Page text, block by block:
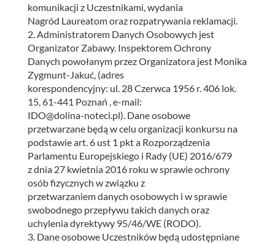
komunikacji z Uczestnikami, wydania
Nagród Laureatom oraz rozpatrywania reklamacji.
2. Administratorem Danych Osobowych jest
Organizator Zabawy. Inspektorem Ochrony
Danych powołanym przez Organizatora jest Monika
Zygmunt-Jakuć, (adres
korespondencyjny: ul. 28 Czerwca 1956 r. 406 lok.
15, 61-441 Poznań , e-mail:
IDO@dolina-noteci.pl). Dane osobowe
przetwarzane będą w celu organizacji konkursu na
podstawie art. 6 ust 1 pkt a Rozporządzenia
Parlamentu Europejskiego i Rady (UE) 2016/679
z dnia 27 kwietnia 2016 roku w sprawie ochrony
osób fizycznych w związku z
przetwarzaniem danych osobowych i w sprawie
swobodnego przepływu takich danych oraz
uchylenia dyrektywy 95/46/WE (RODO).
3. Dane osobowe Uczestników będą udostępniane